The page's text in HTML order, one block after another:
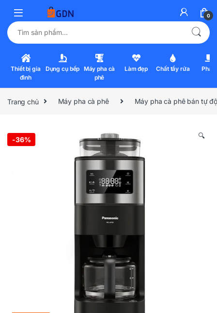
0
Tìm kiếm:
Thiết bị gia
đình
Dụng cụ bếp Máy pha cà
phê
Làm đẹp Chất tẩy rửa Pha
Trang chủ Máy pha cà phê Máy pha cà phê bán tự
-36% 🔍